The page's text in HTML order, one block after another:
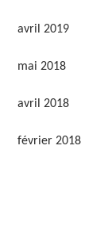
avril 2019
mai 2018
avril 2018
février 2018